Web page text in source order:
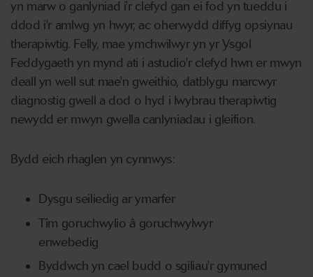
yn marw o ganlyniad i'r clefyd gan ei fod yn tueddu i
ddod i'r amlwg yn hwyr, ac oherwydd diffyg opsiynau
therapiwtig. Felly, mae ymchwilwyr yn yr Ysgol
Feddygaeth yn mynd ati i astudio'r clefyd hwn er mwyn
deall yn well sut mae'n gweithio, datblygu marcwyr
diagnostig gwell a dod o hyd i lwybrau therapiwtig
newydd er mwyn gwella canlyniadau i gleifion.
Bydd eich rhaglen yn cynnwys:
Dysgu seiliedig ar ymarfer
Tîm goruchwylio â goruchwylwyr
enwebedig
Byddwch yn cael budd o sgiliau'r gymuned